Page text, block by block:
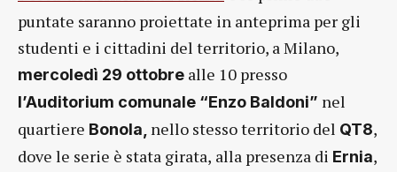
puntate saranno proiettate in anteprima per gli
studenti e i cittadini del territorio, a Milano,
mercoledì 29 ottobre alle 10 presso
l’Auditorium comunale “Enzo Baldoni” nel
quartiere Bonola, nello stesso territorio del QT8,
dove le serie è stata girata, alla presenza di Ernia,